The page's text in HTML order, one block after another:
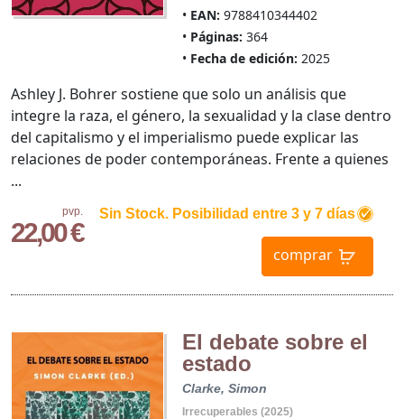
EAN: 9788410344402
Páginas: 364
Fecha de edición: 2025
pvp.
22,00 €
Sin Stock. Posibilidad entre 3 y 7 días
comprar
Ashley J. Bohrer sostiene que solo un análisis que
integre la raza, el género, la sexualidad y la clase dentro
del capitalismo y el imperialismo puede explicar las
relaciones de poder contemporáneas. Frente a quienes
...
El debate sobre el
estado
Clarke, Simon
Irrecuperables (2025)